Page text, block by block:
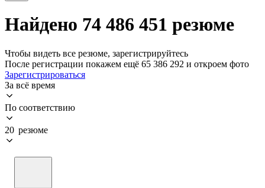
Найдено 74 486 451 резюме
Чтобы видеть все резюме, зарегистрируйтесь
После регистрации покажем ещё 65 386 292 и откроем фото
Зарегистрироваться
За всё время
По соответствию
20 резюме